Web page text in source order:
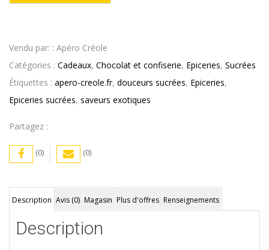
Bon
Bum
Vendu par: : Apéro Créole
Catégories : Cadeaux, Chocolat et confiserie, Epiceries, Sucrées
Étiquettes : apero-creole.fr, douceurs sucrées, Epiceries,
Epiceries sucrées, saveurs exotiques
Partagez :
(0) (0)
Description Avis (0) Magasin Plus d'offres Renseignements
Description